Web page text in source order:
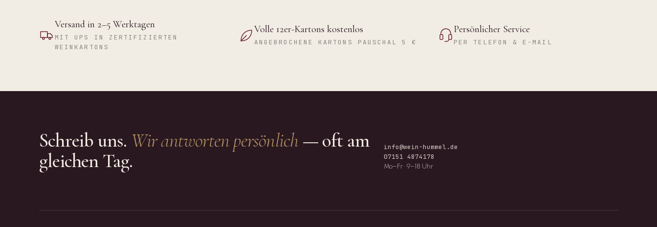
Versand in 2–5 Werktagen
MIT UPS IN ZERTIFIZIERTEN
WEINKARTONS
Volle 12er-Kartons kostenlos
ANGEBROCHENE KARTONS PAUSCHAL 5 €
Persönlicher Service
PER TELEFON & E-MAIL
Schreib uns. Wir antworten persönlich — oft am
gleichen Tag.
info@wein-hummel.de
07151 4874178
Mo–Fr · 9–18 Uhr